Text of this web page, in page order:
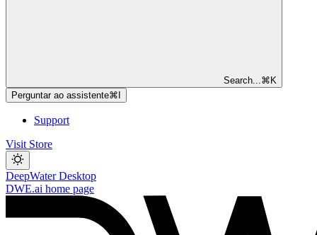
Search...⌘ K
Perguntar ao assistente⌘
Support
Visit Store
DeepWater Desktop
DWE.ai home page